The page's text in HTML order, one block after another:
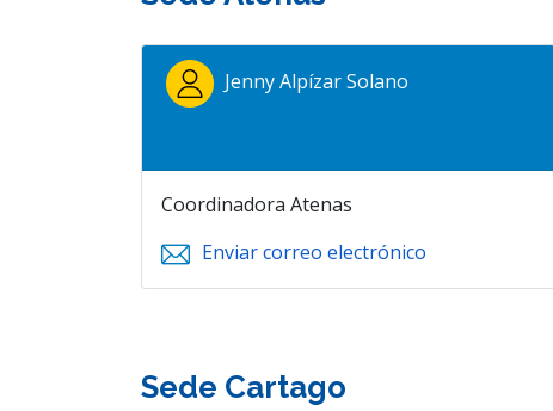
Jenny Alpízar Solano
Coordinadora Atenas
Enviar correo electrónico
Sede Cartago